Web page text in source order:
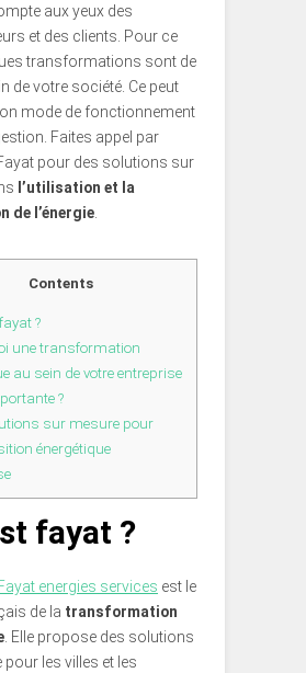
aux yeux des
et des clients. Pour ce
transformations sont de
de votre société. Ce peut
mode de fonctionnement
Faites appel par
pour des solutions sur
l’utilisation et la
de l’énergie
Contents
?
une transformation
au sein de votre entreprise
?
sur mesure pour
énergétique
fayat ?
Fayat energies services est le
de la transformation
. Elle propose des solutions
les villes et les